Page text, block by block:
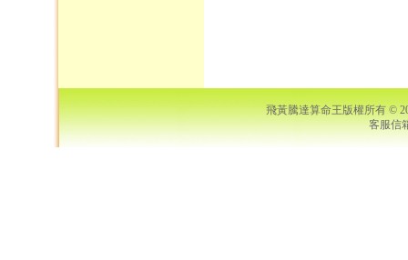
飛黃騰達算命王版權所有 ©
客服信